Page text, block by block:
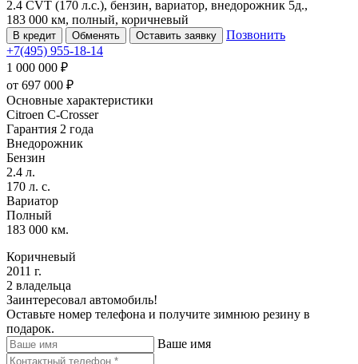
2.4 CVT (170 л.с.), бензин, вариатор, внедорожник 5д.,
183 000 км, полный, коричневый
В кредит Обменять Оставить заявку
Позвонить
+7(495) 955-18-14
1 000 000 ₽
от 697 000 ₽
Основные характеристики
Citroen C-Crosser
Гарантия 2 года
Внедорожник
Бензин
2.4 л.
170 л. с.
Вариатор
Полный
183 000 км.
Коричневый
2011 г.
2 владельца
Заинтересовал автомобиль!
Оставьте номер телефона и получите зимнюю резину в
подарок.
Ваше имя